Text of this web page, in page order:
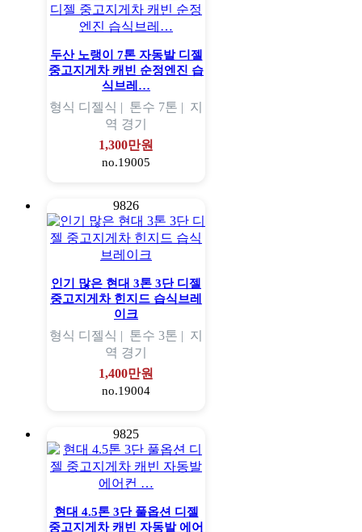
두산 노랭이 7톤 자동발 디젤
중고지게차 캐빈 순정엔진 습
식브레…
형식 디젤식 | 톤수 7톤 | 지
역 경기
1,300만원
no.19005
9826
인기 많은 현대 3톤 3단 디젤
중고지게차 힌지드 습식브레
이크
형식 디젤식 | 톤수 3톤 | 지
역 경기
1,400만원
no.19004
9825
현대 4.5톤 3단 풀옵션 디젤
중고지게차 캐빈 자동발 에어